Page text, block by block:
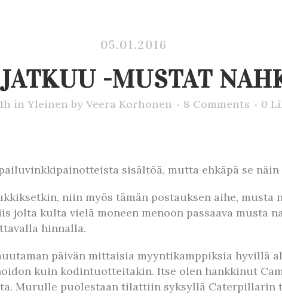
05.01.2016
-MUSTAT
in Yleinen by Veera Korhonen 8 Comments 0
sisältöä, mutta ehkäpä se näin
niin myös tämän postauksen aihe, musta
jolta kulta vielä moneen menoon passaava musta
hinnalla.
päivän mittaisia myyntikamppiksia hyvillä
kuin kodintuotteitakin. Itse olen hankkinut
Murulle puolestaan tilattiin syksyllä Caterpillarin